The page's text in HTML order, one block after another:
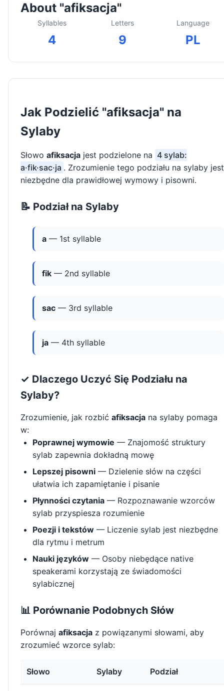
About "afiksacja"
Syllables
4
Letters
9
Language
PL
Jak Podzielić "afiksacja" na
Sylaby
Słowo afiksacja jest podzielone na 4 sylab:
a·fik·sac·ja . Zrozumienie tego podziału na sylaby jest
niezbędne dla prawidłowej wymowy i pisowni.
📝 Podział na Sylaby
a — 1st syllable
fik — 2nd syllable
sac — 3rd syllable
ja — 4th syllable
✓ Dlaczego Uczyć Się Podziału na
Sylaby?
Zrozumienie, jak rozbić afiksacja na sylaby pomaga
w:
Poprawnej wymowie — Znajomość struktury
sylab zapewnia dokładną mowę
Lepszej pisowni — Dzielenie słów na części
ułatwia ich zapamiętanie i pisanie
Płynności czytania — Rozpoznawanie wzorców
sylab przyspiesza rozumienie
Poezji i tekstów — Liczenie sylab jest niezbędne
dla rytmu i metrum
Nauki języków — Osoby niebędące native
speakerami korzystają ze świadomości
sylabicznej
📊 Porównanie Podobnych Słów
Porównaj afiksacja z powiązanymi słowami, aby
zrozumieć wzorce sylab:
Słowo Sylaby Podział